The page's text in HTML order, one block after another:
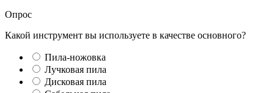
Опрос
Какой инструмент вы используете в качестве основного?
Пила-ножовка
Лучковая пила
Дисковая пила